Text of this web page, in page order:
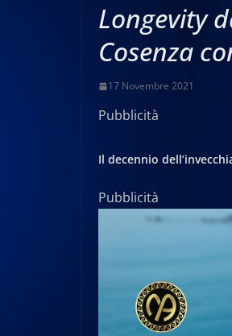
Longevity
Cosenza
17 Novembre 2021
Pubblicità
Il decennio
Pubblicità